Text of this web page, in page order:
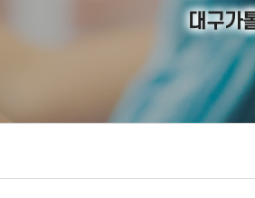
증명서발급
자유게시판
건의게시판
대구가